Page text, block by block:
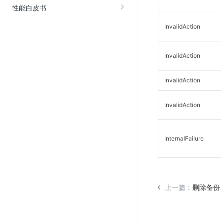
性能白皮书
InvalidAction
InvalidAction
InvalidAction
InvalidAction
InternalFailure
上一篇： 删除备份